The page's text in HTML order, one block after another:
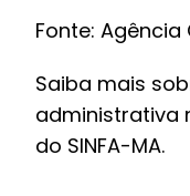
Fonte: Agência
Saiba mais
administrativa
do SINFA-MA.